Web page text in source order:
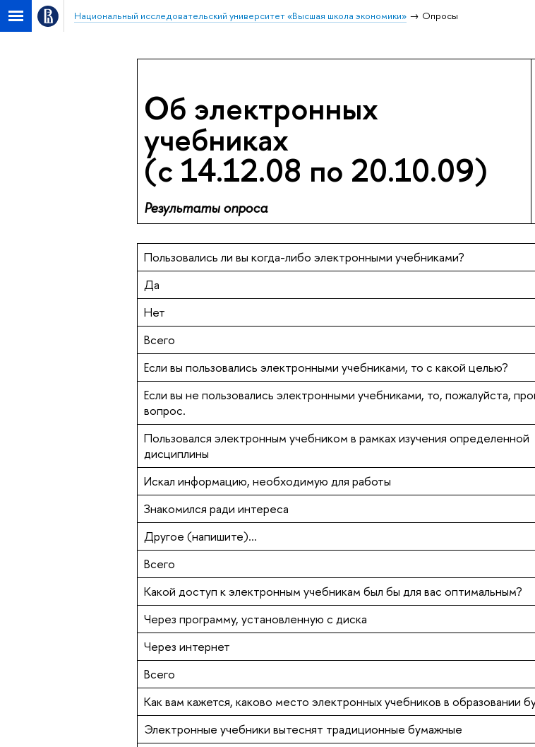
Национальный исследовательский университет «Высшая школа экономики» Опросы
Об электронных
учебниках
(c 14.12.08 по 20.10.09)
Результаты опроса
Пользовались ли вы когда-либо электронными учебниками?
Да
Нет
Всего
Если вы пользовались электронными учебниками, то с какой целью?
Если вы не пользовались электронными учебниками, то, пожалуйста,
вопрос.
Пользовался электронным учебником в рамках изучения определенной
дисциплины
Искал информацию, необходимую для работы
Знакомился ради интереса
Другое (напишите)...
Всего
Какой доступ к электронным учебникам был бы для вас оптимальным?
Через программу, установленную с диска
Через интернет
Всего
Как вам кажется, каково место электронных учебников в образовании
Электронные учебники вытеснят традиционные бумажные